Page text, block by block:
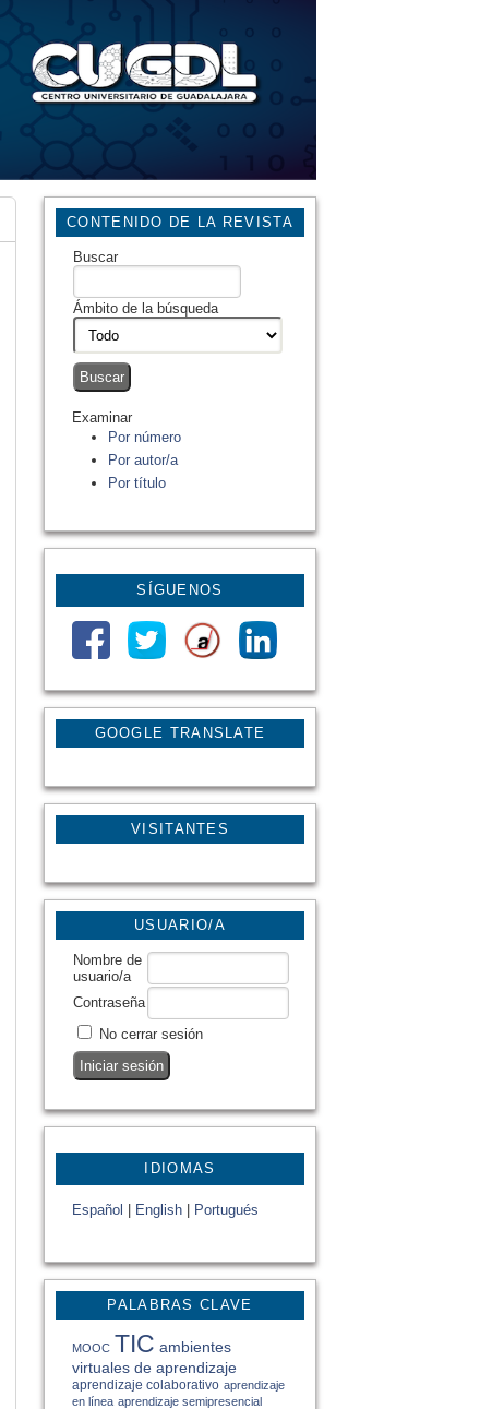
GOOGLE TRANSLATE
VISITANTES
CONTENIDO DE LA REVISTA
Buscar
Ámbito de la búsqueda
Examinar
Por número
Por autor/a
Por título
SÍGUENOS
USUARIO/A
Nombre de
usuario/a
Contraseña
No cerrar sesión
IDIOMAS
Español English Portugués
PALABRAS CLAVE
MOOC TIC ambientes
virtuales de aprendizaje
aprendizaje colaborativo aprendizaje
en línea aprendizaje semipresencial